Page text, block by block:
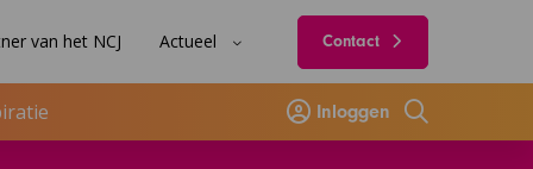
van het NCJ Actueel Contact
Inloggen
Zoeken